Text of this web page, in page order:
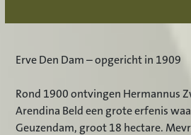
Erve Den Dam – opgericht in 1909
Rond 1900 ontvingen Hermannus
Arendina Beld een grote erfenis
Geuzendam, groot 18 hectare.